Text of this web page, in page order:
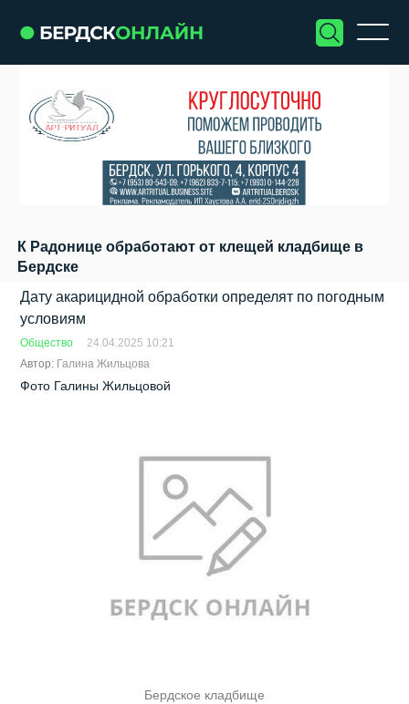
К Радонице обработают от клещей кладбище в
Бердске
Дату акарицидной обработки определят по погодным
условиям
Общество
24.04.2025 10:21
Автор: Галина Жильцова
Фото Галины Жильцовой
Бердское кладбище